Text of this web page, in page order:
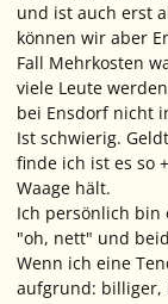
und ist auch erst
können wir aber
Fall Mehrkosten
viele Leute
bei Ensdorf nicht
Ist schwierig.
finde ich ist es so
Waage hält.
Ich persönlich bin
"oh, nett" und
Wenn ich eine
aufgrund: billiger,